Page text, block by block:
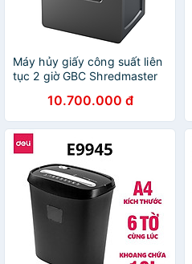
Máy hủy giấy công suất liên
tục 2 giờ GBC Shredmaster
10.700.000 đ